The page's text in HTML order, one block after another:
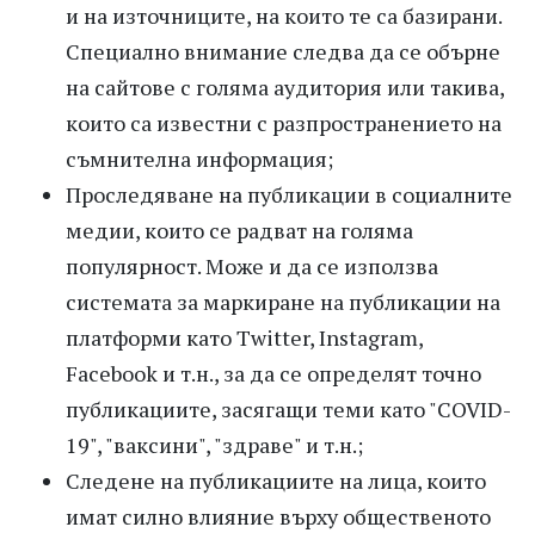
и на източниците, на които те са базирани.
Специално внимание следва да се обърне
на сайтове с голяма аудитория или такива,
които са известни с разпространението на
съмнителна информация;
Проследяване на публикации в социалните
медии, които се радват на голяма
популярност. Може и да се използва
системата за маркиране на публикации на
платформи като Twitter, Instagram,
Facebook и т.н., за да се определят точно
публикациите, засягащи теми като "COVID-
19", "ваксини", "здраве" и т.н.;
Следене на публикациите на лица, които
имат силно влияние върху общественото